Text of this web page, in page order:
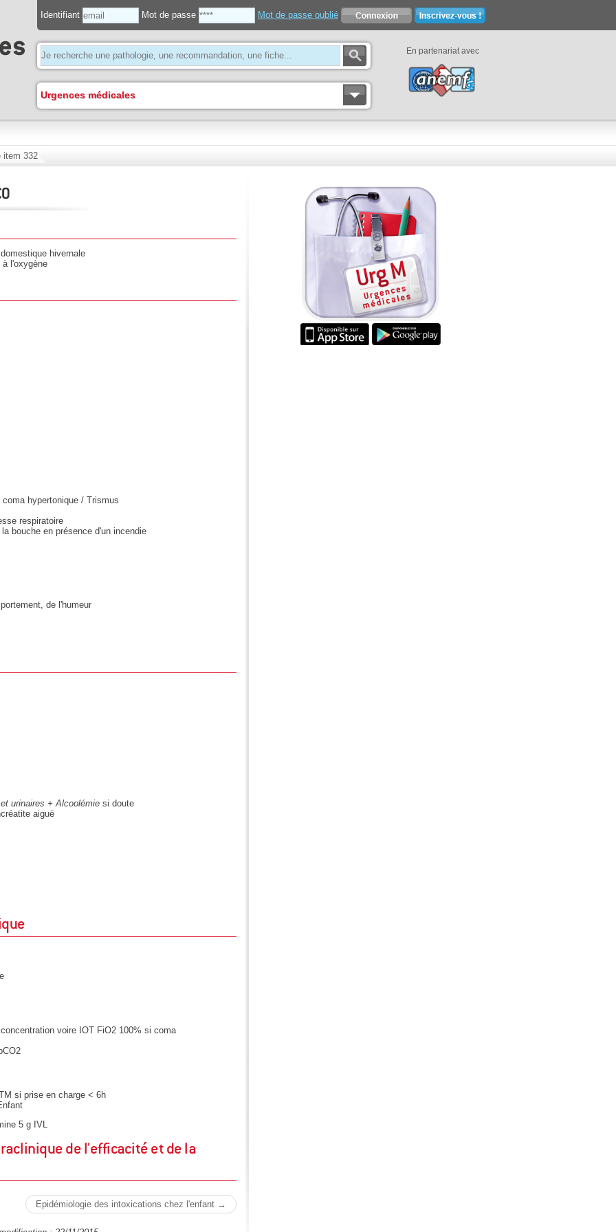
Identifiant Mot de passe Mot de passe oublié
Urgences médicales
En partenariat avec
item 332
hivernale
à l'oxygène
hypertonique / Trismus
respiratoire
bouche en présence d'un incendie
de l'humeur
urinaires + Alcoolémie si doute
aiguë
voire IOT FiO2 100% si coma
si prise en charge < 6h
5 g IVL
de l'efficacité et de la
Epidémiologie des intoxications chez l'enfant →